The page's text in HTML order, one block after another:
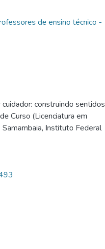
de ensino técnico -
construindo sentidos
Curso (Licenciatura em
Instituto Federal